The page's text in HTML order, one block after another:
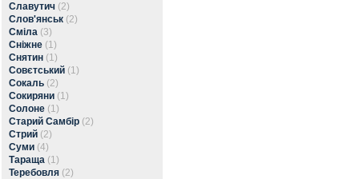
Славутич (2)
Слов'янськ (2)
Сміла (3)
Сніжне (1)
Снятин (1)
Совєтський (1)
Сокаль (2)
Сокиряни (1)
Солоне (1)
Старий Самбір (2)
Стрий (2)
Суми (4)
Тараща (1)
Теребовля (2)